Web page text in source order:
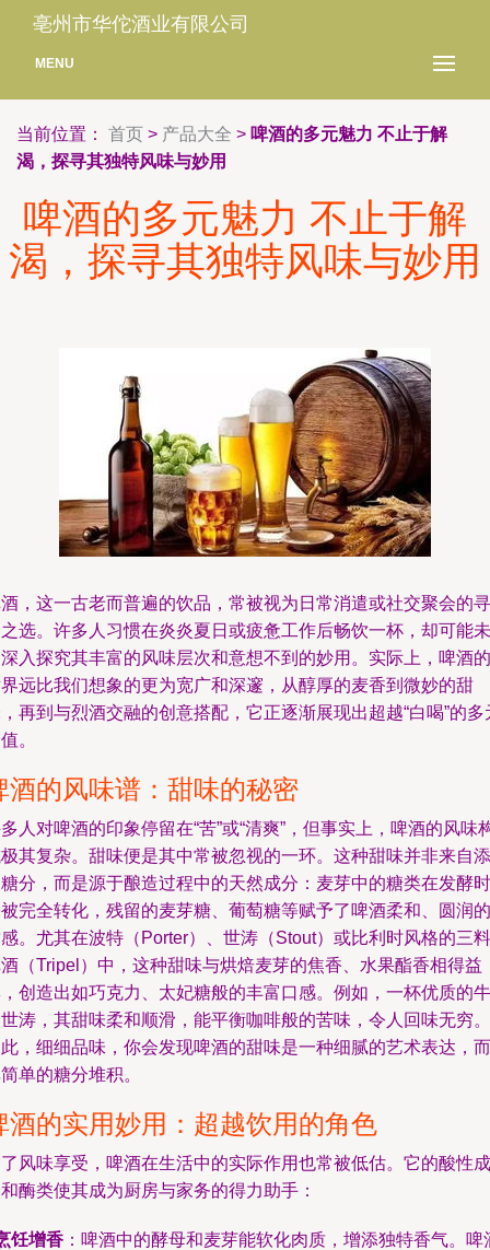
亳州市华佗酒业有限公司
MENU
当前位置： 首页 > 产品大全 > 啤酒的多元魅力 不止于解
渴，探寻其独特风味与妙用
啤酒的多元魅力 不止于解
渴，探寻其独特风味与妙用
，这一古老而普遍的饮品，常被视为日常消遣或社交聚会的寻
选。许多人习惯在炎炎夏日或疲惫工作后畅饮一杯，却可能未
入探究其丰富的风味层次和意想不到的妙用。实际上，啤酒的
远比我们想象的更为宽广和深邃，从醇厚的麦香到微妙的甜
再到与烈酒交融的创意搭配，它正逐渐展现出超越“白喝”的多
。
酒的风味谱：甜味的秘密
人对啤酒的印象停留在“苦”或“清爽”，但事实上，啤酒的风味
其复杂。甜味便是其中常被忽视的一环。这种甜味并非来自添
分，而是源于酿造过程中的天然成分：麦芽中的糖类在发酵时
完全转化，残留的麦芽糖、葡萄糖等赋予了啤酒柔和、圆润的
。尤其在波特（Porter）、世涛（Stout）或比利时风格的三料
（Tripel）中，这种甜味与烘焙麦芽的焦香、水果酯香相得益
创造出如巧克力、太妃糖般的丰富口感。例如，一杯优质的牛
涛，其甜味柔和顺滑，能平衡咖啡般的苦味，令人回味无穷。
，细细品味，你会发现啤酒的甜味是一种细腻的艺术表达，而
单的糖分堆积。
酒的实用妙用：超越饮用的角色
风味享受，啤酒在生活中的实际作用也常被低估。它的酸性成
酶类使其成为厨房与家务的得力助手：
饪增香 ：啤酒中的酵母和麦芽能软化肉质，增添独特香气。啤